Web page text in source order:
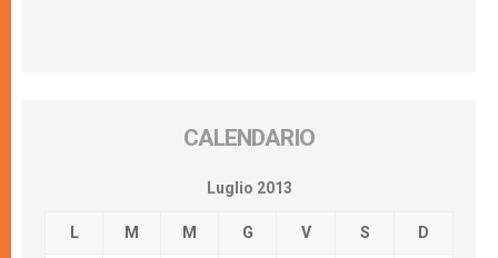
CALENDARIO
Luglio 2013
L M M G V S D